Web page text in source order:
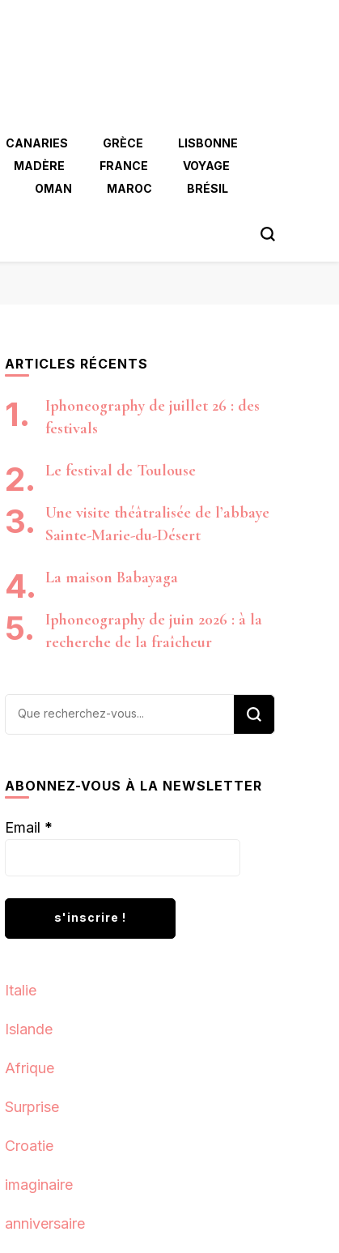
CANARIES GRÈCE
LISBONNE
MADÈRE FRANCE
VOYAGE
OMAN MAROC
BRÉSIL
ARTICLES RÉCENTS
Iphoneography de juillet 26 : des
festivals
Le festival de Toulouse
Une visite théâtralisée de l’abbaye
Sainte-Marie-du-Désert
La maison Babayaga
Iphoneography de juin 2026 : à la
recherche de la fraîcheur
Vous
ABONNEZ-VOUS À LA NEWSLETTER
Email *
Italie
Islande
Afrique
Surprise
Croatie
imaginaire
anniversaire